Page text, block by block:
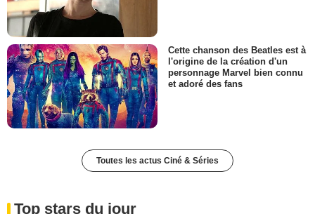
Cette chanson des Beatles est à
l'origine de la création d'un
personnage Marvel bien connu
et adoré des fans
Toutes les actus Ciné & Séries
Top stars du jour